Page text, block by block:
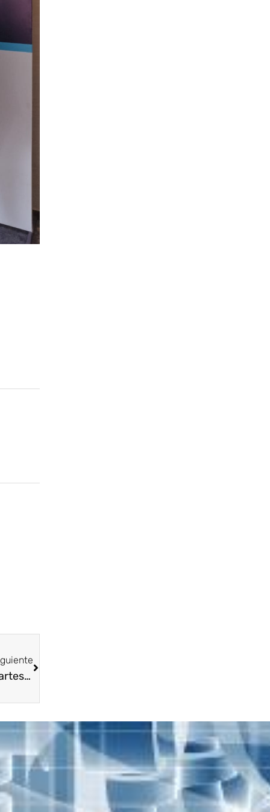
El Presidente Ejecutivo Nacional de Asopartes Carlos Andrés Pineda Osorio @cpinedao en el marco del Congreso Internacional de Asopartes 2022 adelantó jornada de trabajo con @Messefrankfurtc buscando mas y mejores beneficios para nuestros autopartistas en eventos como @automechanika_